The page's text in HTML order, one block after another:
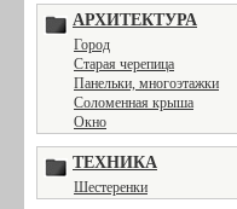
АРХИТЕКТУРА
Город
Старая черепица
Панельки, многоэтажки
Соломенная крыша
Окно
ТЕХНИКА
Шестеренки